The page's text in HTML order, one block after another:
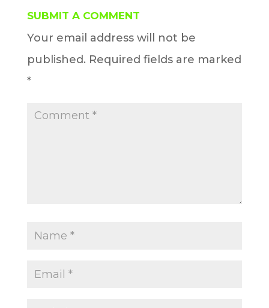
SUBMIT A COMMENT
Your email address will not be
published. Required fields are marked
*